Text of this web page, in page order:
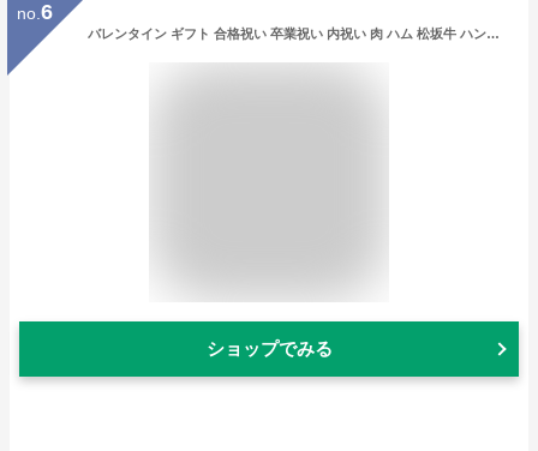
no. 6
バレンタイン ギフト 合格祝い 卒業祝い 内祝い 肉 ハム 松坂牛 ハンバーグ グルメ C ハンバーグ x3 ベーコン ブロック ＆ ソーセージ 3種 詰め合わせ セット 松阪牛 出産祝い 結婚祝い 出産内祝い 結婚内祝い 誕生日 送料無料 食べ物
ショップでみる